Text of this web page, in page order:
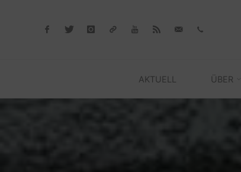
AKTUELL ÜBER